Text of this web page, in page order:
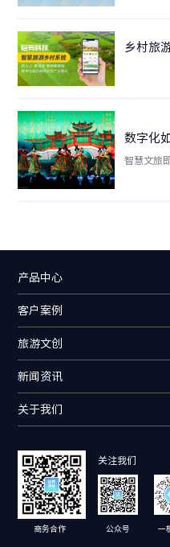
节假日，
数字化
智慧文旅
产品中心
客户案例
旅游文创
新闻资讯
关于我们
商务合作
关注我们
公众号 一